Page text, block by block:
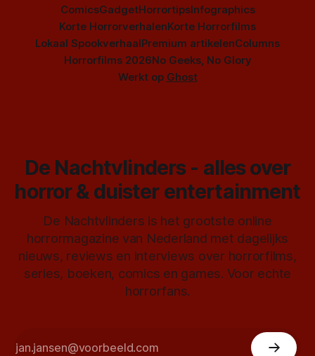
ComicsGadgetHorrortipsInfographics
Korte HorrorverhalenKorte Horrorfilms
Lokaal SpookverhaalPremium artikelenColumns
Horrorfilms 2026No Geeks, No Glory
Werkt op Ghost
De Nachtvlinders - alles over
horror & duister entertainment
De Nachtvlinders is het grootste online
horrormagazine van Nederland met dagelijks
nieuws, reviews en interviews over horrorfilms,
series, boeken, comics en games. Voor echte
horrorfans.